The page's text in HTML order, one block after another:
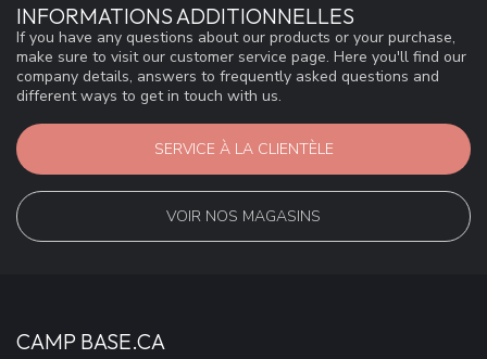
INFORMATIONS ADDITIONNELLES
If you have any questions about our products or your purchase,
make sure to visit our customer service page. Here you'll find our
company details, answers to frequently asked questions and
different ways to get in touch with us.
SERVICE À LA CLIENTÈLE
VOIR NOS MAGASINS
CAMP BASE.CA